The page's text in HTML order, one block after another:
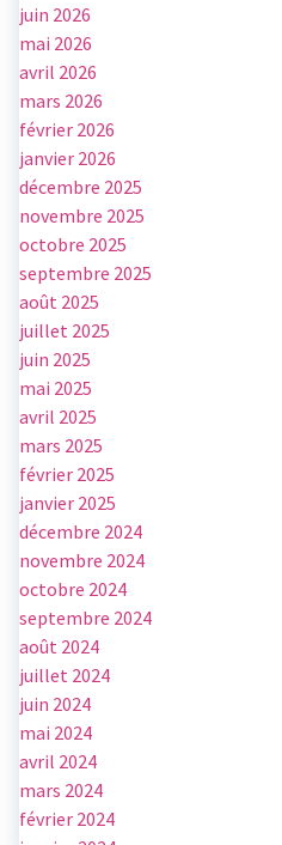
juin 2026
mai 2026
avril 2026
mars 2026
février 2026
janvier 2026
décembre 2025
novembre 2025
octobre 2025
septembre 2025
août 2025
juillet 2025
juin 2025
mai 2025
avril 2025
mars 2025
février 2025
janvier 2025
décembre 2024
novembre 2024
octobre 2024
septembre 2024
août 2024
juillet 2024
juin 2024
mai 2024
avril 2024
mars 2024
février 2024